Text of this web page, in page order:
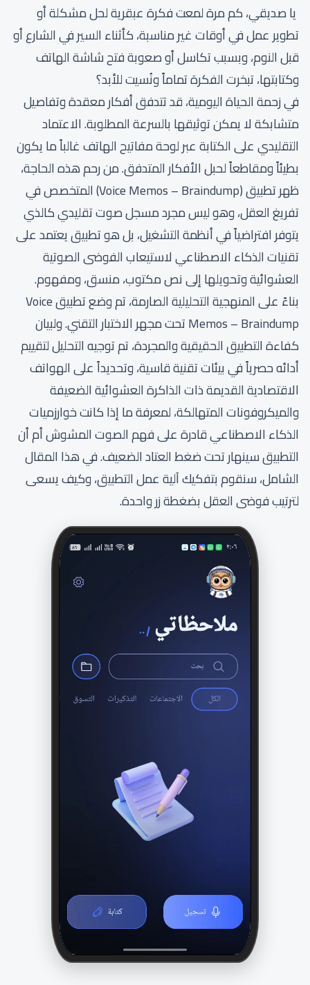
يا صديقي، كم مرة لمعت فكرة عبقرية لحل مشكلة أو
تطوير عمل في أوقات غير مناسبة، كأثناء السير في الشارع أو
قبل النوم، وبسبب تكاسل أو صعوبة فتح شاشة الهاتف
وكتابتها، تبخرت الفكرة تماماً ونُسيت للأبد؟
في زحمة الحياة اليومية، قد تتدفق أفكار معقدة وتفاصيل
متشابكة لا يمكن توثيقها بالسرعة المطلوبة. الاعتماد
التقليدي على الكتابة عبر لوحة مفاتيح الهاتف غالباً ما يكون
بطيئاً ومقاطعاً لحبل الأفكار المتدفق. من رحم هذه الحاجة،
ظهر تطبيق (Voice Memos – Braindump) المتخصص في
تفريغ العقل، وهو ليس مجرد مسجل صوت تقليدي كالذي
يتوفر افتراضياً في أنظمة التشغيل، بل هو تطبيق يعتمد على
تقنيات الذكاء الاصطناعي لاستيعاب الفوضى الصوتية
العشوائية وتحويلها إلى نص مكتوب، منسق، ومفهوم.
بناءً على المنهجية التحليلية الصارمة، تم وضع تطبيق Voice
Memos – Braindump تحت مجهر الاختبار التقني. ولبيان
كفاءة التطبيق الحقيقية والمجردة، تم توجيه التحليل لتقييم
أدائه حصرياً في بيئات تقنية قاسية، وتحديداً على الهواتف
الاقتصادية القديمة ذات الذاكرة العشوائية الضعيفة
والميكروفونات المتهالكة، لمعرفة ما إذا كانت خوارزميات
الذكاء الاصطناعي قادرة على فهم الصوت المشوش أم أن
التطبيق سينهار تحت ضغط العتاد الضعيف. في هذا المقال
الشامل، سنقوم بتفكيك آلية عمل التطبيق، وكيف يسعى
لترتيب فوضى العقل بضغطة زر واحدة.